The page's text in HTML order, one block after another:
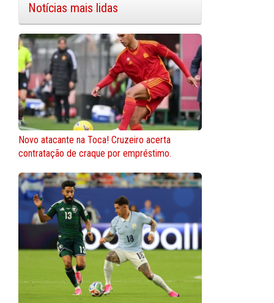
Notícias mais lidas
Novo atacante na Toca! Cruzeiro acerta
contratação de craque por empréstimo.